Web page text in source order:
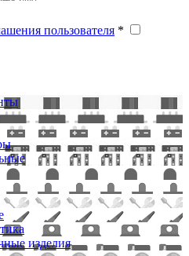
пользователя *
изделия